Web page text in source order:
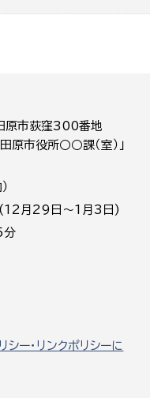
市荻窪300番地
市役所○○課（室）」
(12月29日～1月3日)
分
シー・リンクポリシーに